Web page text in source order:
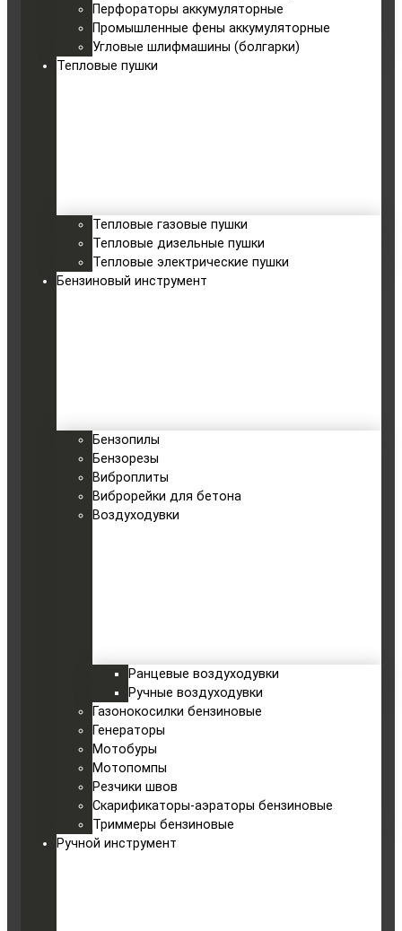
Перфораторы аккумуляторные
Промышленные фены аккумуляторные
Угловые шлифмашины (болгарки)
Тепловые пушки
Тепловые газовые пушки
Тепловые дизельные пушки
Тепловые электрические пушки
Бензиновый инструмент
Бензопилы
Бензорезы
Виброплиты
Виброрейки для бетона
Воздуходувки
Ранцевые воздуходувки
Ручные воздуходувки
Газонокосилки бензиновые
Генераторы
Мотобуры
Мотопомпы
Резчики швов
Скарификаторы-аэраторы бензиновые
Триммеры бензиновые
Ручной инструмент